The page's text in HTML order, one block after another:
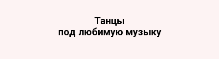
Танцы
под любимую музыку